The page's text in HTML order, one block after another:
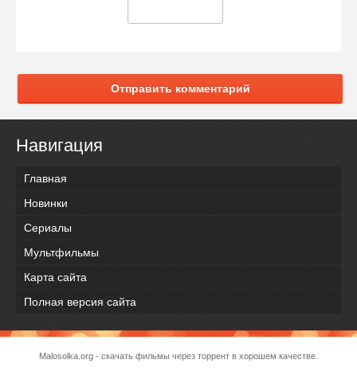
Отправить комментарий
Навигация
Главная
Новинки
Сериалы
Мультфильмы
Карта сайта
Полная версия сайта
Malosolka.org - скачать фильмы через торрент в хорошем качестве.